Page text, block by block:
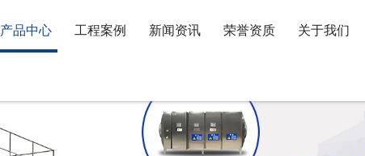
产品中心 工程案例 新闻资讯 荣誉资质 关于我们